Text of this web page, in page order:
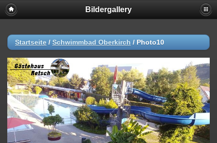
Bildergallery
Startseite / Schwimmbad Oberkirch / Photo10